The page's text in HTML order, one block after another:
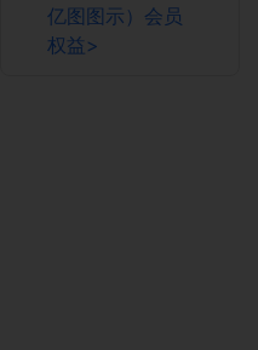
亿图图示）会员
权益>